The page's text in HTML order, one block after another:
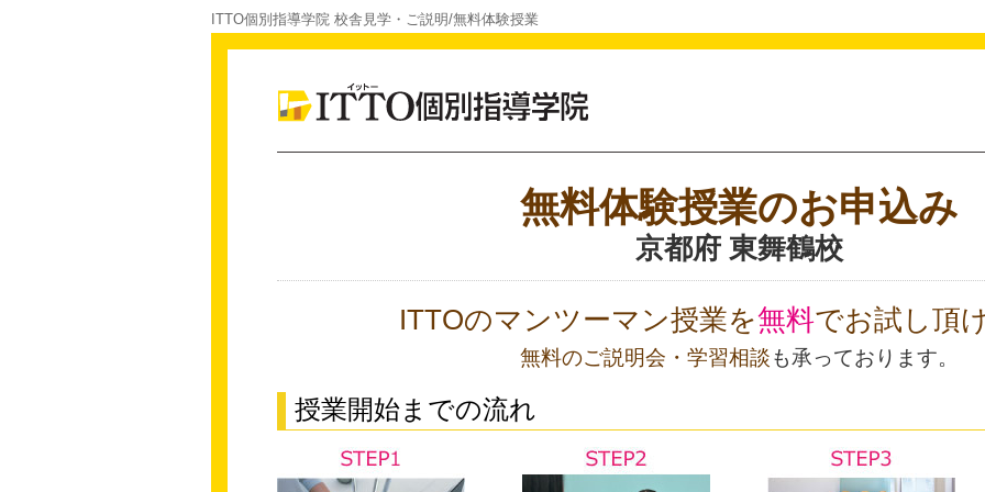
ITTO個別指導学院 校舎見学・ご説明/無料体験授業
無料体験授業のお申込み
京都府 東舞鶴校
ITTOのマンツーマン授業を無料でお試し頂
無料のご説明会・学習相談も承っております。
授業開始までの流れ